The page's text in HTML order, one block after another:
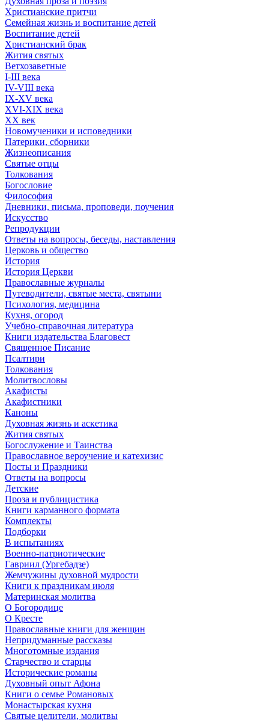
Христианские притчи
Семейная жизнь и воспитание детей
Воспитание детей
Христианский брак
Жития святых
Ветхозаветные
I-III века
IV-VIII века
IX-XV века
XVI-XIX века
XX век
Новомученики и исповедники
Патерики, сборники
Жизнеописания
Святые отцы
Толкования
Богословие
Философия
Дневники, письма, проповеди, поучения
Искусство
Репродукции
Ответы на вопросы, беседы, наставления
Церковь и общество
История
История Церкви
Православные журналы
Путеводители, святые места, святыни
Психология, медицина
Кухня, огород
Учебно-справочная литература
Книги издательства Благовест
Священное Писание
Псалтири
Толкования
Молитвословы
Акафисты
Акафистники
Каноны
Духовная жизнь и аскетика
Жития святых
Богослужение и Таинства
Православное вероучение и катехизис
Посты и Праздники
Ответы на вопросы
Детские
Проза и публицистика
Книги карманного формата
Комплекты
Подборки
В испытаниях
Военно-патриотические
Гавриил (Ургебадзе)
Жемчужины духовной мудрости
Книги к праздникам июля
Материнская молитва
О Богородице
О Кресте
Православные книги для женщин
Непридуманные рассказы
Многотомные издания
Старчество и старцы
Исторические романы
Духовный опыт Афона
Книги о семье Романовых
Монастырская кухня
Святые целители, молитвы